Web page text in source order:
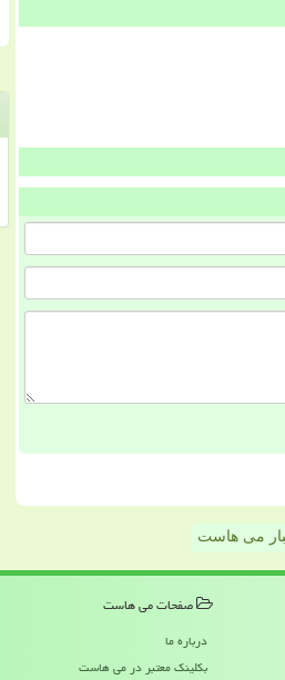
می هاست
صفحات می هاست
درباره ما
بکلینک معتبر در می هاست